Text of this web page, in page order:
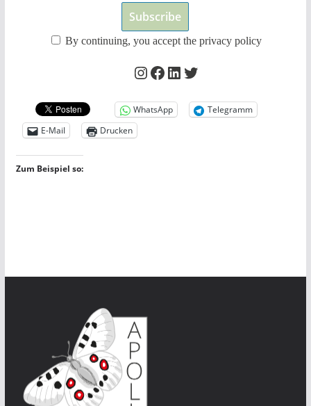
By continuing, you accept the privacy policy
Instagram
Facebook
LinkedIn
Twitter
WhatsApp
Telegramm
E-Mail
Drucken
Zum Beispiel so: